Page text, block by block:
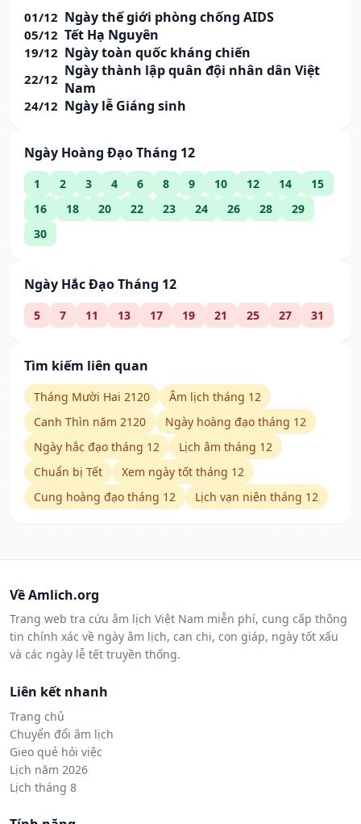
01/12 Ngày thế giới phòng chống AIDS
05/12 Tết Hạ Nguyên
19/12 Ngày toàn quốc kháng chiến
22/12 Ngày thành lập quân đội nhân dân Việt
Nam
24/12 Ngày lễ Giáng sinh
Ngày Hoàng Đạo Tháng 12
1 2 3 4 6 8 9 10 12 14
15
16
18 20 22 23 24 26 28
29
30
Ngày Hắc Đạo Tháng 12
5 7 11 13 17 19 21 25 27 31
Tìm kiếm liên quan
Tháng Mười Hai 2120
Âm lịch tháng 12
Canh Thìn năm 2120
Ngày hoàng đạo tháng 12
Ngày hắc đạo tháng 12
Lịch âm tháng 12
Chuẩn bị Tết
Xem ngày tốt tháng 12
Cung hoàng đạo tháng 12
Lịch vạn niên tháng 12
Về Amlich.org
Trang web tra cứu âm lịch Việt Nam miễn phí, cung cấp thông
tin chính xác về ngày âm lịch, can chi, con giáp, ngày tốt xấu
và các ngày lễ tết truyền thống.
Liên kết nhanh
Trang chủ
Chuyển đổi âm lịch
Gieo quẻ hỏi việc
Lịch năm 2026
Lịch tháng 8